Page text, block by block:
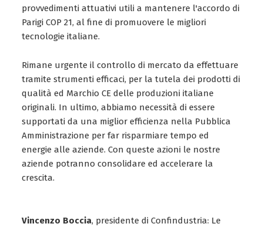
provvedimenti attuativi utili a mantenere l'accordo di
Parigi COP 21, al fine di promuovere le migliori
tecnologie italiane.
Rimane urgente il controllo di mercato da effettuare
tramite strumenti efficaci, per la tutela dei prodotti di
qualità ed Marchio CE delle produzioni italiane
originali. In ultimo, abbiamo necessità di essere
supportati da una miglior efficienza nella Pubblica
Amministrazione per far risparmiare tempo ed
energie alle aziende. Con queste azioni le nostre
aziende potranno consolidare ed accelerare la
crescita.
Vincenzo Boccia, presidente di Confindustria: Le